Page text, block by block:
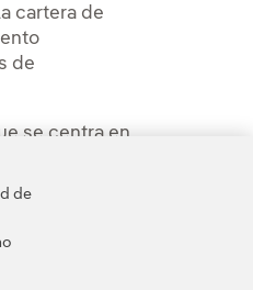
cartera de
de
se centra en
de